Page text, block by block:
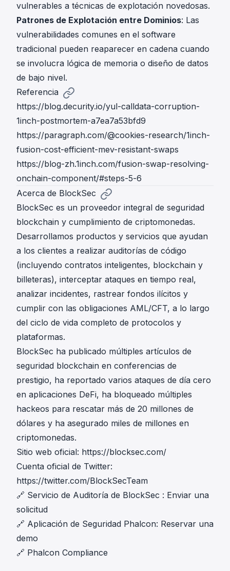
vulnerables a técnicas de explotación novedosas.
Patrones de Explotación entre Dominios: Las
vulnerabilidades comunes en el software
tradicional pueden reaparecer en cadena cuando
se involucra lógica de memoria o diseño de datos
de bajo nivel.
Referencia
https://blog.decurity.io/yul-calldata-corruption-
1inch-postmortem-a7ea7a53bfd9
https://paragraph.com/@cookies-research/1inch-
fusion-cost-efficient-mev-resistant-swaps
https://blog-zh.1inch.com/fusion-swap-resolving-
onchain-component/#steps-5-6
Acerca de BlockSec
BlockSec es un proveedor integral de seguridad
blockchain y cumplimiento de criptomonedas.
Desarrollamos productos y servicios que ayudan
a los clientes a realizar auditorías de código
(incluyendo contratos inteligentes, blockchain y
billeteras), interceptar ataques en tiempo real,
analizar incidentes, rastrear fondos ilícitos y
cumplir con las obligaciones AML/CFT, a lo largo
del ciclo de vida completo de protocolos y
plataformas.
BlockSec ha publicado múltiples artículos de
seguridad blockchain en conferencias de
prestigio, ha reportado varios ataques de día cero
en aplicaciones DeFi, ha bloqueado múltiples
hackeos para rescatar más de 20 millones de
dólares y ha asegurado miles de millones en
criptomonedas.
Sitio web oficial: https://blocksec.com/
Cuenta oficial de Twitter:
https://twitter.com/BlockSecTeam
🔗 Servicio de Auditoría de BlockSec : Enviar una
solicitud
🔗 Aplicación de Seguridad Phalcon: Reservar una
demo
🔗 Phalcon Compliance